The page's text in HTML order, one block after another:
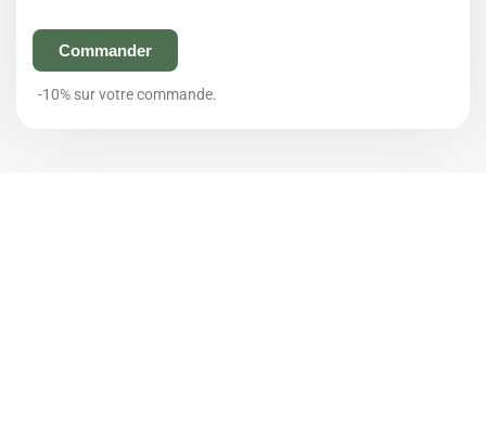
Commander
-10% sur votre commande.